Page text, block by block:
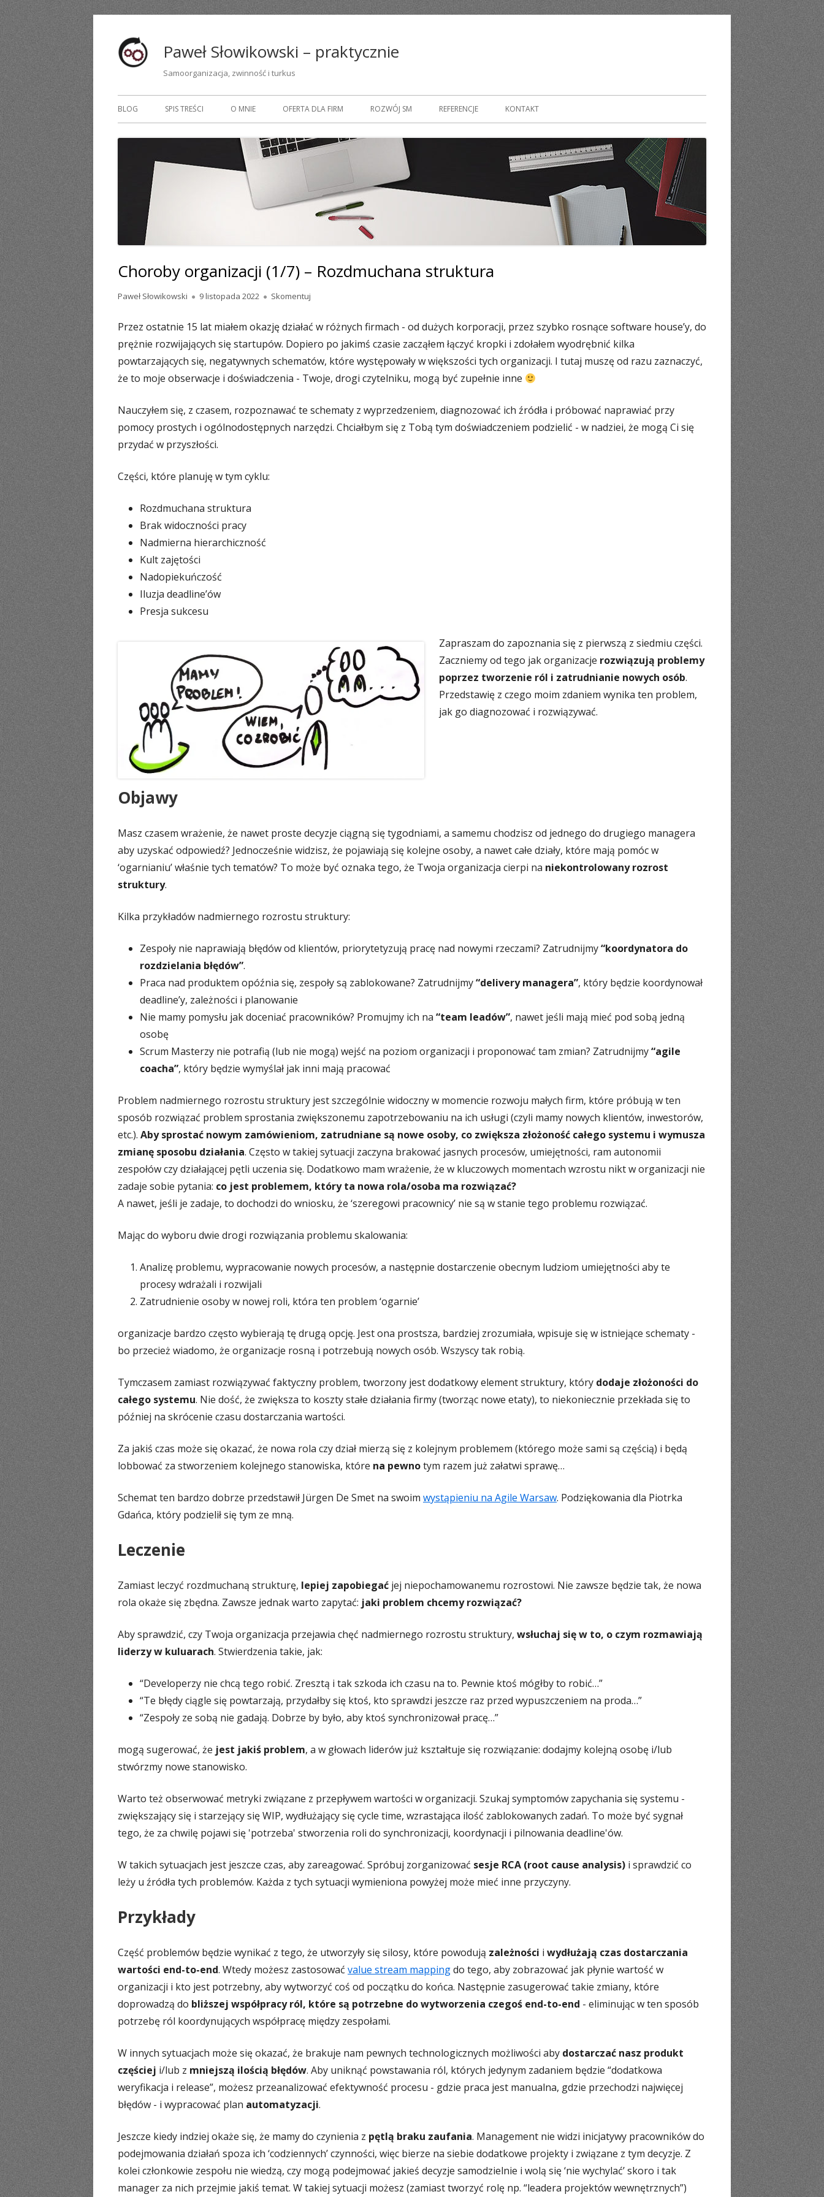
Przeskocz
treści
Paweł Słowikowski – praktycznie
Samoorganizacja, zwinność i turkus
Menu
główne
BLOG SPIS TREŚCI O MNIE OFERTA DLA FIRM ROZWÓJ SM REFERENCJE KONTAKT
Choroby organizacji (1/7) – Rozdmuchana struktura
Autor
Paweł Słowikowski Opublikowano
9 listopada 2022 Skomentuj
Przez ostatnie 15 lat miałem okazję działać w różnych firmach - od dużych korporacji, przez szybko rosnące software house’y, do
prężnie rozwijających się startupów. Dopiero po jakimś czasie zacząłem łączyć kropki i zdołałem wyodrębnić kilka
powtarzających się, negatywnych schematów, które występowały w większości tych organizacji. I tutaj muszę od razu zaznaczyć,
że to moje obserwacje i doświadczenia - Twoje, drogi czytelniku, mogą być zupełnie inne
Nauczyłem się, z czasem, rozpoznawać te schematy z wyprzedzeniem, diagnozować ich źródła i próbować naprawiać przy
pomocy prostych i ogólnodostępnych narzędzi. Chciałbym się z Tobą tym doświadczeniem podzielić - w nadziei, że mogą Ci się
przydać w przyszłości.
Części, które planuję w tym cyklu:
Rozdmuchana struktura
Brak widoczności pracy
Nadmierna hierarchiczność
Kult zajętości
Nadopiekuńczość
Iluzja deadline’ów
Presja sukcesu
Zapraszam do zapoznania się z pierwszą z siedmiu części.
Zaczniemy od tego jak organizacje rozwiązują problemy
poprzez tworzenie ról i zatrudnianie nowych osób.
Przedstawię z czego moim zdaniem wynika ten problem,
jak go diagnozować i rozwiązywać.
Objawy
Masz czasem wrażenie, że nawet proste decyzje ciągną się tygodniami, a samemu chodzisz od jednego do drugiego managera
aby uzyskać odpowiedź? Jednocześnie widzisz, że pojawiają się kolejne osoby, a nawet całe działy, które mają pomóc w
‘ogarnianiu’ właśnie tych tematów? To może być oznaka tego, że Twoja organizacja cierpi na niekontrolowany rozrost
struktury.
Kilka przykładów nadmiernego rozrostu struktury:
Zespoły nie naprawiają błędów od klientów, priorytetyzują pracę nad nowymi rzeczami? Zatrudnijmy“koordynatora do
rozdzielania błędów”.
Praca nad produktem opóźnia się, zespoły są zablokowane? Zatrudnijmy“delivery managera”, który będzie koordynował
deadline’y, zależności i planowanie
Nie mamy pomysłu jak doceniać pracowników? Promujmy ich na “team leadów”, nawet jeśli mają mieć pod sobą jedną
osobę
Scrum Masterzy nie potrafią (lub nie mogą) wejść na poziom organizacji i proponować tam zmian? Zatrudnijmy“agile
coacha”, który będzie wymyślał jak inni mają pracować
Problem nadmiernego rozrostu struktury jest szczególnie widoczny w momencie rozwoju małych firm, które próbują w ten
sposób rozwiązać problem sprostania zwiększonemu zapotrzebowaniu na ich usługi (czyli mamy nowych klientów, inwestorów,
etc.). Aby sprostać nowym zamówieniom, zatrudniane są nowe osoby, co zwiększa złożoność całego systemu i wymusza
zmianę sposobu działania. Często w takiej sytuacji zaczyna brakować jasnych procesów, umiejętności, ram autonomii
zespołów czy działającej pętli uczenia się. Dodatkowo mam wrażenie, że w kluczowych momentach wzrostu nikt w organizacji nie
zadaje sobie pytania: co jest problemem, który ta nowa rola/osoba ma rozwiązać?
A nawet, jeśli je zadaje, to dochodzi do wniosku, że ‘szeregowi pracownicy’ nie są w stanie tego problemu rozwiązać.
Mając do wyboru dwie drogi rozwiązania problemu skalowania:
Analizę problemu, wypracowanie nowych procesów, a następnie dostarczenie obecnym ludziom umiejętności aby te
procesy wdrażali i rozwijali
Zatrudnienie osoby w nowej roli, która ten problem ‘ogarnie’
organizacje bardzo często wybierają tę drugą opcję. Jest ona prostsza, bardziej zrozumiała, wpisuje się w istniejące schematy -
bo przecież wiadomo, że organizacje rosną i potrzebują nowych osób. Wszyscy tak robią.
Tymczasem zamiast rozwiązywać faktyczny problem, tworzony jest dodatkowy element struktury, który dodaje złożoności do
całego systemu. Nie dość, że zwiększa to koszty stałe działania firmy (tworząc nowe etaty), to niekoniecznie przekłada się to
później na skrócenie czasu dostarczania wartości.
Za jakiś czas może się okazać, że nowa rola czy dział mierzą się z kolejnym problemem (którego może sami są częścią) i będą
lobbować za stworzeniem kolejnego stanowiska, które na pewnotym razem już załatwi sprawę…
Schemat ten bardzo dobrze przedstawił Jürgen De Smet na swoim wystąpieniu na Agile Warsaw. Podziękowania dla Piotrka
Gdańca, który podzielił się tym ze mną.
Leczenie
Zamiast leczyć rozdmuchaną strukturę, lepiej zapobiegać jej niepochamowanemu rozrostowi. Nie zawsze będzie tak, że nowa
rola okaże się zbędna. Zawsze jednak warto zapytać: jaki problem chcemy rozwiązać?
Aby sprawdzić, czy Twoja organizacja przejawia chęć nadmiernego rozrostu struktury, wsłuchaj się w to, o czym rozmawiają
liderzy w kuluarach. Stwierdzenia takie, jak:
“Developerzy nie chcą tego robić. Zresztą i tak szkoda ich czasu na to. Pewnie ktoś mógłby to robić…”
“Te błędy ciągle się powtarzają, przydałby się ktoś, kto sprawdzi jeszcze raz przed wypuszczeniem na proda…”
“Zespoły ze sobą nie gadają. Dobrze by było, aby ktoś synchronizował pracę…”
mogą sugerować, że jest jakiś problem, a w głowach liderów już kształtuje się rozwiązanie: dodajmy kolejną osobę i/lub
stwórzmy nowe stanowisko.
Warto też obserwować metryki związane z przepływem wartości w organizacji. Szukaj symptomów zapychania się systemu -
zwiększający się i starzejący się WIP, wydłużający się cycle time, wzrastająca ilość zablokowanych zadań. To może być sygnał
tego, że za chwilę pojawi się 'potrzeba' stworzenia roli do synchronizacji, koordynacji i pilnowania deadline'ów.
W takich sytuacjach jest jeszcze czas, aby zareagować. Spróbuj zorganizować sesje RCA (root cause analysis) i sprawdzić co
leży u źródła tych problemów. Każda z tych sytuacji wymieniona powyżej może mieć inne przyczyny.
Przykłady
Część problemów będzie wynikać z tego, że utworzyły się silosy, które powodują zależności i wydłużają czas dostarczania
wartości end-to-end. Wtedy możesz zastosować value stream mappingdo tego, aby zobrazować jak płynie wartość w
organizacji i kto jest potrzebny, aby wytworzyć coś od początku do końca. Następnie zasugerować takie zmiany, które
doprowadzą do bliższej współpracy ról, które są potrzebne do wytworzenia czegoś end-to-end - eliminując w ten sposób
potrzebę ról koordynujących współpracę między zespołami.
W innych sytuacjach może się okazać, że brakuje nam pewnych technologicznych możliwości aby dostarczać nasz produkt
częściej i/lub z mniejszą ilością błędów. Aby uniknąć powstawania ról, których jedynym zadaniem będzie “dodatkowa
weryfikacja i release”, możesz przeanalizować efektywność procesu - gdzie praca jest manualna, gdzie przechodzi najwięcej
błędów - i wypracować plan automatyzacji.
Jeszcze kiedy indziej okaże się, że mamy do czynienia z pętlą braku zaufania. Management nie widzi inicjatywy pracowników do
podejmowania działań spoza ich ‘codziennych’ czynności, więc bierze na siebie dodatkowe projekty i związane z tym decyzje. Z
kolei członkowie zespołu nie wiedzą, czy mogą podejmować jakieś decyzje samodzielnie i wolą się ‘nie wychylać’ skoro i tak
manager za nich przejmie jakiś temat. W takiej sytuacji możesz (zamiast tworzyć rolę np. “leadera projektów wewnętrznych”)